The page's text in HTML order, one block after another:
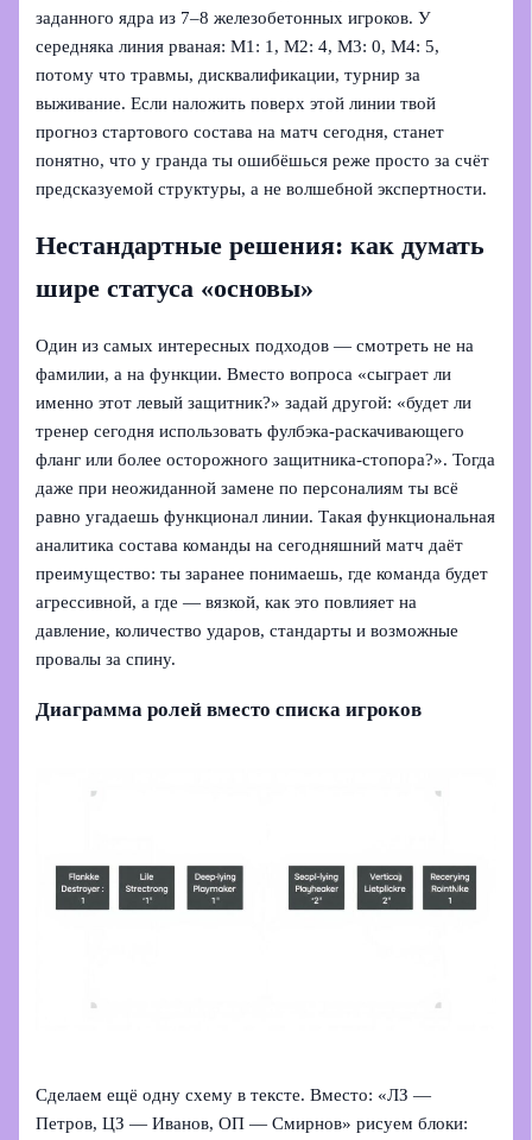
заданного ядра из 7–8 железобетонных игроков. У
середняка линия рваная: М1: 1, М2: 4, М3: 0, М4: 5,
потому что травмы, дисквалификации, турнир за
выживание. Если наложить поверх этой линии твой
прогноз стартового состава на матч сегодня, станет
понятно, что у гранда ты ошибёшься реже просто за счёт
предсказуемой структуры, а не волшебной экспертности.
Нестандартные решения: как думать
шире статуса «основы»
Один из самых интересных подходов — смотреть не на
фамилии, а на функции. Вместо вопроса «сыграет ли
именно этот левый защитник?» задай другой: «будет ли
тренер сегодня использовать фулбэка‑раскачивающего
фланг или более осторожного защитника‑стопора?». Тогда
даже при неожиданной замене по персоналиям ты всё
равно угадаешь функционал линии. Такая функциональная
аналитика состава команды на сегодняшний матч даёт
преимущество: ты заранее понимаешь, где команда будет
агрессивной, а где — вязкой, как это повлияет на
давление, количество ударов, стандарты и возможные
провалы за спину.
Диаграмма ролей вместо списка игроков
Сделаем ещё одну схему в тексте. Вместо: «ЛЗ —
Петров, ЦЗ — Иванов, ОП — Смирнов» рисуем блоки: